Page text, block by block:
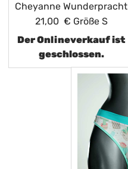
Cheyanne Wunderpracht
21,00 € Größe S
Der Onlineverkauf ist
geschlossen.